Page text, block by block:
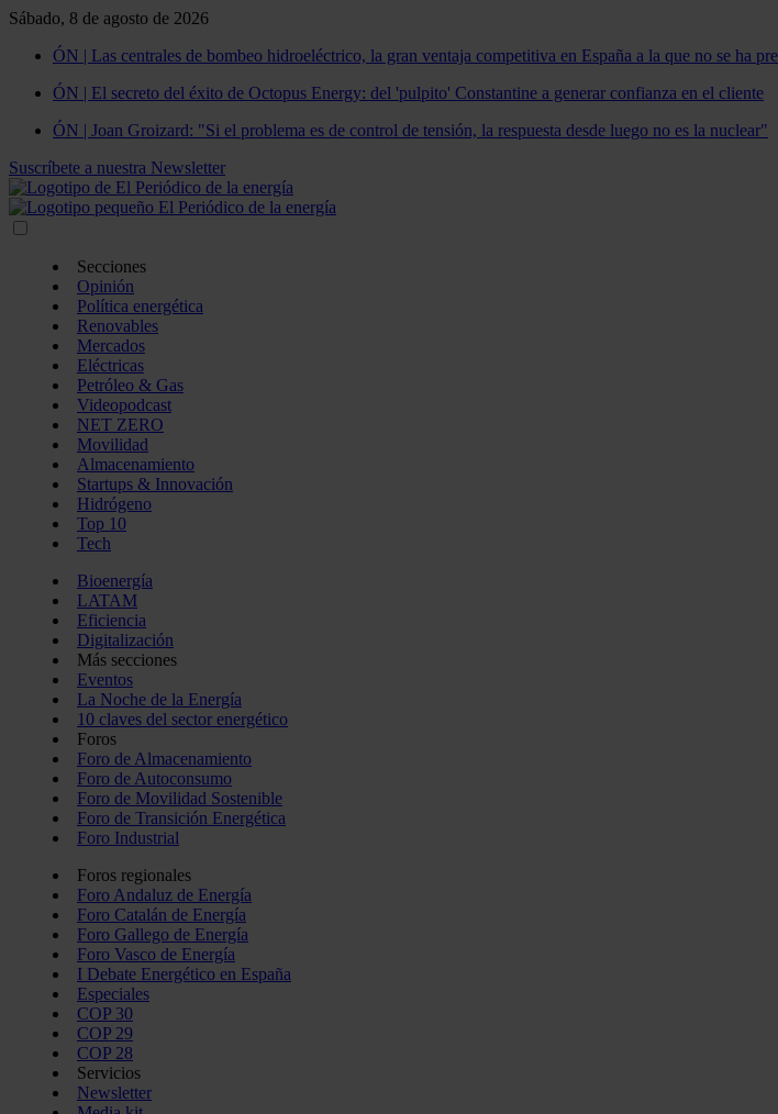
Sábado, 8 de agosto de 2026
ÓN | Las centrales de bombeo hidroeléctrico, la gran ventaja competitiva en España a la que no se ha
ÓN | El secreto del éxito de Octopus Energy: del 'pulpito' Constantine a generar confianza en el cliente
ÓN | Joan Groizard: "Si el problema es de control de tensión, la respuesta desde luego no es la nuclear"
Suscríbete a nuestra Newsletter
Secciones
Opinión
Política energética
Renovables
Mercados
Eléctricas
Petróleo & Gas
Videopodcast
NET ZERO
Movilidad
Almacenamiento
Startups & Innovación
Hidrógeno
Top 10
Tech
Bioenergía
LATAM
Eficiencia
Digitalización
Más secciones
Eventos
La Noche de la Energía
10 claves del sector energético
Foros
Foro de Almacenamiento
Foro de Autoconsumo
Foro de Movilidad Sostenible
Foro de Transición Energética
Foro Industrial
Foros regionales
Foro Andaluz de Energía
Foro Catalán de Energía
Foro Gallego de Energía
Foro Vasco de Energía
I Debate Energético en España
Especiales
COP 30
COP 29
COP 28
Servicios
Newsletter